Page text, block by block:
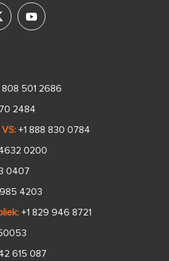
808 501 2686
2484
+1 888 830 0784
0200
0407
4203
+1 829 946 8721
615 087